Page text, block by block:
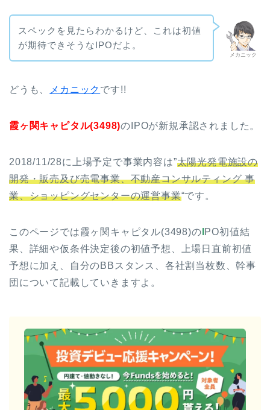
メカニック
スペックを見たらわかるけど、これは初値
が期待できそうなIPOだよ。
どうも、 メカニック です!!
霞ヶ関キャピタル(3498)のIPOが新規承認されました。
2018/11/28に上場予定で事業内容は”太陽光発電施設の
開発・販売及び売電事業、不動産コンサルティング 事
業、ショッピングセンターの運営事業“です。
このページでは霞ヶ関キャピタル(3498)の PO初値結
果、詳細や仮条件決定後の初値予想、上場日直前初値
予想に加え、自分のBBスタンス、各社割当枚数、幹事
団について記載していきますよ。